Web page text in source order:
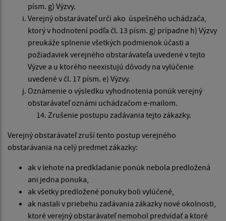
písm. g) Výzvy.
Verejný obstarávateľ určí ako úspešného uchádzača,
ktorý v hodnotení podľa čl. 13 písm. g) prípadne h) Výzvy
preukáže splnenie všetkých podmienok účasti a
požiadaviek verejného obstarávateľa uvedené v tejto
Výzve a u ktorého neexistujú dôvody na vylúčenie
uvedené v čl. 17 písm. e) Výzvy.
Oznámenie o výsledku vyhodnotenia ponúk verejný
obstarávateľ oznámi uchádzačom e-mailom.
Zrušenie postupu zadávania tejto zákazky.
Verejný obstarávateľ zruší tento postup verejného
obstarávania na celý predmet zákazky:
ak v lehote na predkladanie ponúk nebola predložená
ani jedna ponuka,
ak všetky predložené ponuky boli vylúčené,
ak nastali v priebehu zadávania zákazky nové okolnosti,
ktoré verejný obstarávateľ nemohol predvídať a ktoré